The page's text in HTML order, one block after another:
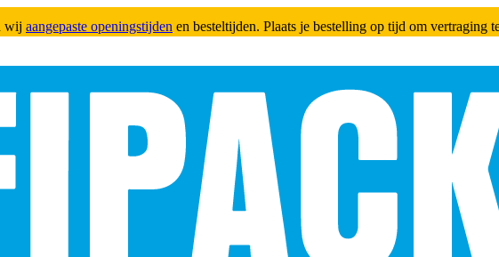
wij aangepaste openingstijden en besteltijden. Plaats je bestelling op tijd om vertraging